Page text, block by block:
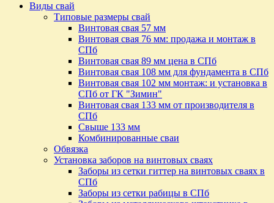
Виды свай
Типовые размеры свай
Винтовая свая 57 мм
Винтовая свая 76 мм: продажа и монтаж в
СПб
Винтовая свая 89 мм цена в СПб
Винтовая свая 108 мм для фундамента в СПб
Винтовая свая 102 мм монтаж: и установка в
СПб от ГК "Зимин"
Винтовая свая 133 мм от производителя в
СПб
Свыше 133 мм
Комбинированные сваи
Обвязка
Установка заборов на винтовых сваях
Заборы из сетки гиттер на винтовых сваях в
СПб
Заборы из сетки рабицы в СПб